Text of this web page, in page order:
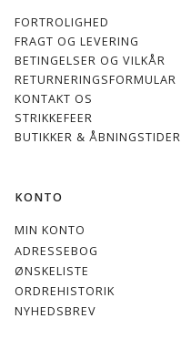
FORTROLIGHED
FRAGT OG LEVERING
BETINGELSER OG VILKÅR
RETURNERINGSFORMULAR
KONTAKT OS
STRIKKEFEER
BUTIKKER & ÅBNINGSTIDER
KONTO
MIN KONTO
ADRESSEBOG
ØNSKELISTE
ORDREHISTORIK
NYHEDSBREV